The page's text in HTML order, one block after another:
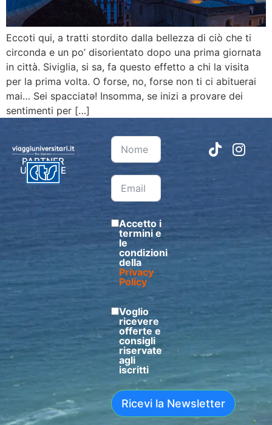
Eccoti qui, a tratti stordito dalla bellezza di ciò che ti
circonda e un po’ disorientato dopo una prima giornata
in città. Siviglia, si sa, fa questo effetto a chi la visita
per la prima volta. O forse, no, forse non ti ci abituerai
mai… Sei spacciatə! Insomma, se inizi a provare dei
sentimenti per […]
PARTNER
UFFICIALE
Accetto i
termini e
le
condizioni
della
Privacy
Policy
Voglio
ricevere
offerte e
consigli
riservate
agli
iscritti
Ricevi la Newsletter